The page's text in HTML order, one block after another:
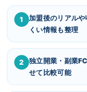
1
加盟後のリアル
くい情報も整理
2
独立開業・副業
せて比較可能